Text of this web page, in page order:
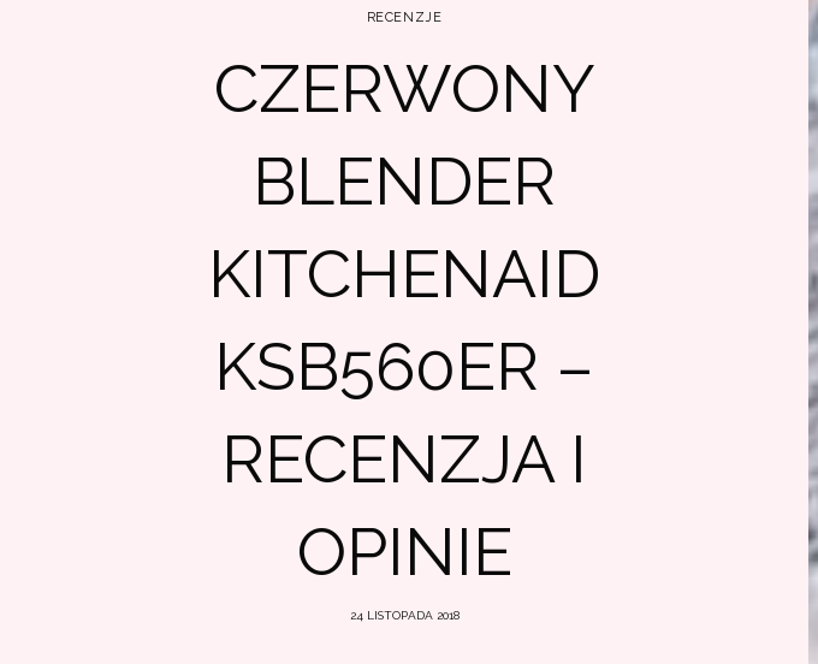
RECENZJE
CZERWONY
BLENDER
KITCHENAID
KSB560ER –
RECENZJA I
OPINIE
24 LISTOPADA 2018